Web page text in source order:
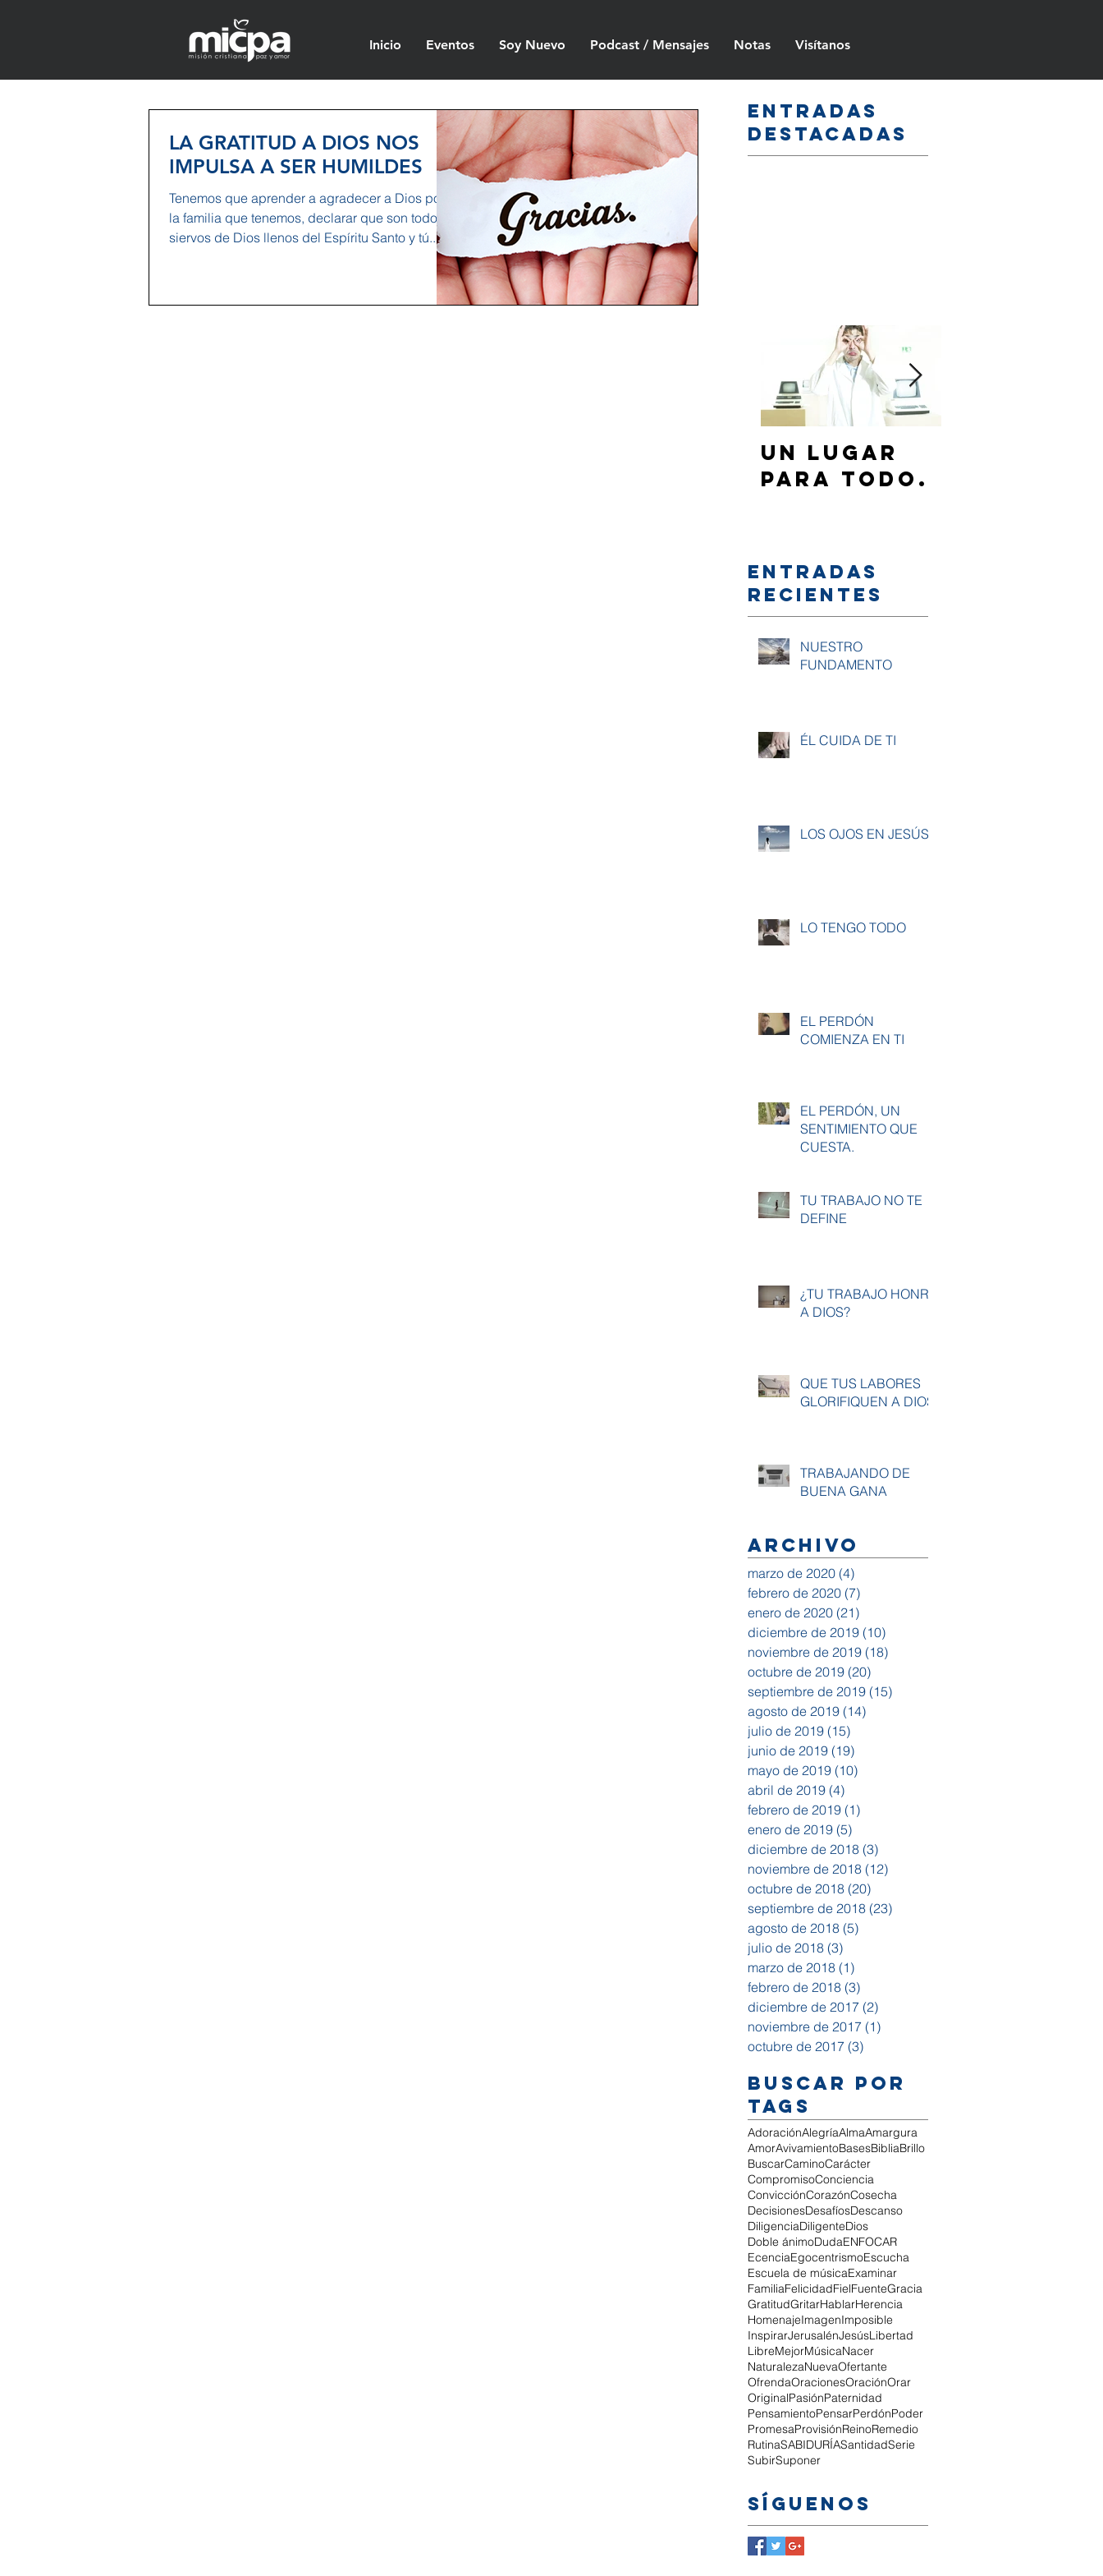
Inicio Eventos Soy Nuevo Podcast / Mensajes Notas Visítanos
LA GRATITUD A DIOS NOS
IMPULSA A SER HUMILDES
Tenemos que aprender a agradecer a Dios por
la familia que tenemos, declarar que son todos
siervos de Dios llenos del Espíritu Santo y tú...
Entradas
destacadas
Un lugar
para todo.
Entradas
recientes
NUESTRO
FUNDAMENTO
ÉL CUIDA DE TI
LOS OJOS EN JESÚS
LO TENGO TODO
EL PERDÓN
COMIENZA EN TI
EL PERDÓN, UN
SENTIMIENTO QUE
CUESTA.
TU TRABAJO NO TE
DEFINE
¿TU TRABAJO HONRA
A DIOS?
QUE TUS LABORES
GLORIFIQUEN A DIOS
TRABAJANDO DE
BUENA GANA
Archivo
marzo de 2020 (4)
febrero de 2020 (7)
enero de 2020 (21)
diciembre de 2019 (10)
noviembre de 2019 (18)
octubre de 2019 (20)
septiembre de 2019 (15)
agosto de 2019 (14)
julio de 2019 (15)
junio de 2019 (19)
mayo de 2019 (10)
abril de 2019 (4)
febrero de 2019 (1)
enero de 2019 (5)
diciembre de 2018 (3)
noviembre de 2018 (12)
octubre de 2018 (20)
septiembre de 2018 (23)
agosto de 2018 (5)
julio de 2018 (3)
marzo de 2018 (1)
febrero de 2018 (3)
diciembre de 2017 (2)
noviembre de 2017 (1)
octubre de 2017 (3)
Buscar por
tags
AdoraciónAlegríaAlmaAmargura
AmorAvivamientoBasesBibliaBrillo
BuscarCaminoCarácter
CompromisoConciencia
ConvicciónCorazónCosecha
DecisionesDesafíosDescanso
DiligenciaDiligenteDios
Doble ánimoDudaENFOCAR
EcenciaEgocentrismoEscucha
Escuela de músicaExaminar
FamiliaFelicidadFielFuenteGracia
GratitudGritarHablarHerencia
HomenajeImagenImposible
InspirarJerusalénJesúsLibertad
LibreMejorMúsicaNacer
NaturalezaNuevaOfertante
OfrendaOracionesOraciónOrar
OriginalPasiónPaternidad
PensamientoPensarPerdónPoder
PromesaProvisiónReinoRemedio
RutinaSABIDURÍASantidadSerie
SubirSuponer
Síguenos